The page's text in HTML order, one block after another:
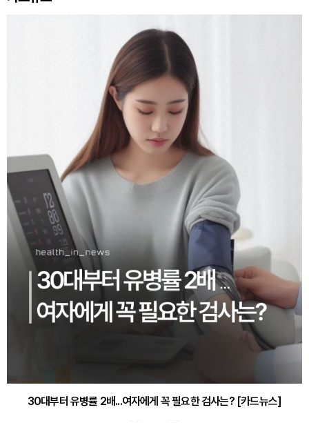
감기·독감 예방하고 면역력 높이는 4가지 영양제 [카드뉴스]